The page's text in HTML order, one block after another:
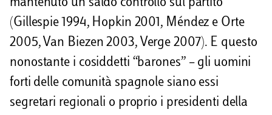
mantenuto un saldo controllo sul partito
(Gillespie 1994, Hopkin 2001, Méndez e Orte
2005, Van Biezen 2003, Verge 2007). E questo
nonostante i cosiddetti “barones” – gli uomini
forti delle comunità spagnole siano essi
segretari regionali o proprio i presidenti della